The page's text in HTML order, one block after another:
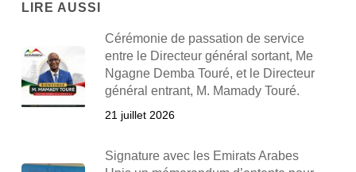
LIRE AUSSI
Cérémonie de passation de service
entre le Directeur général sortant, Me
Ngagne Demba Touré, et le Directeur
général entrant, M. Mamady Touré.
21 juillet 2026
Signature avec les Emirats Arabes